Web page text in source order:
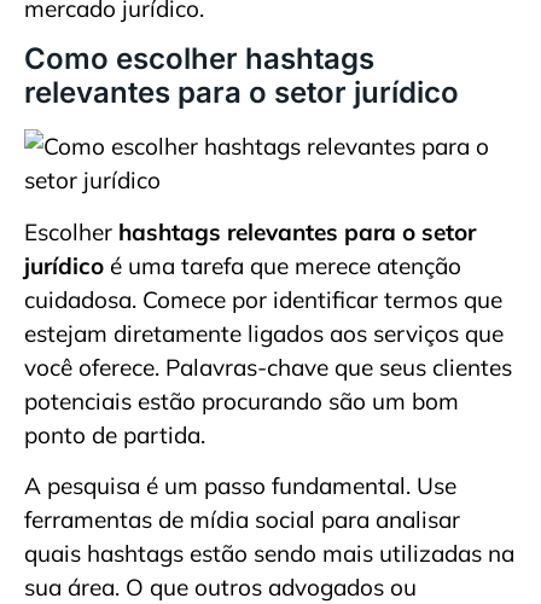
mercado jurídico.
Como escolher hashtags
relevantes para o setor jurídico
Escolher hashtags relevantes para o setor
jurídico é uma tarefa que merece atenção
cuidadosa. Comece por identificar termos que
estejam diretamente ligados aos serviços que
você oferece. Palavras-chave que seus clientes
potenciais estão procurando são um bom
ponto de partida.
A pesquisa é um passo fundamental. Use
ferramentas de mídia social para analisar
quais hashtags estão sendo mais utilizadas na
sua área. O que outros advogados ou